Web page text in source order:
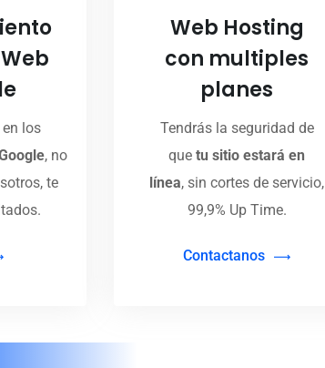
los
, no
te
Web Hosting
con multiples
planes
Tendrás la seguridad de
que tu sitio estará en
línea, sin cortes de servicio,
99,9% Up Time.
Contactanos